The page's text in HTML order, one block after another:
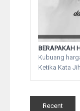
BERAPAKAH
Kubuang
Ketika Kata
Recent